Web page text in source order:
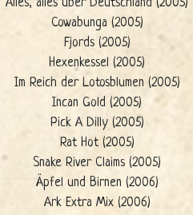
Alles, alles über Deutschland (2005)
Cowabunga (2005)
Fjords (2005)
Hexenkessel (2005)
Im Reich der Lotosblumen (2005)
Incan Gold (2005)
Pick A Dilly (2005)
Rat Hot (2005)
Snake River Claims (2005)
Äpfel und Birnen (2006)
Ark Extra Mix (2006)